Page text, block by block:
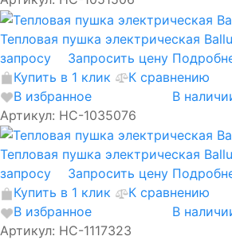
Тепловая пушка электрическая
запросу
Запросить цену
Купить в 1 клик
К сравнению
В избранное
В
Артикул: НС-1035076
Тепловая пушка электрическая
запросу
Запросить цену
Купить в 1 клик
К сравнению
В избранное
В
Артикул: НС-1117323